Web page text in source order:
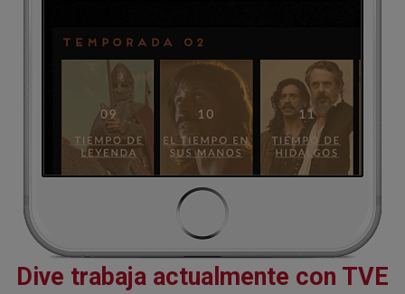
Dive trabaja actualmente con TVE